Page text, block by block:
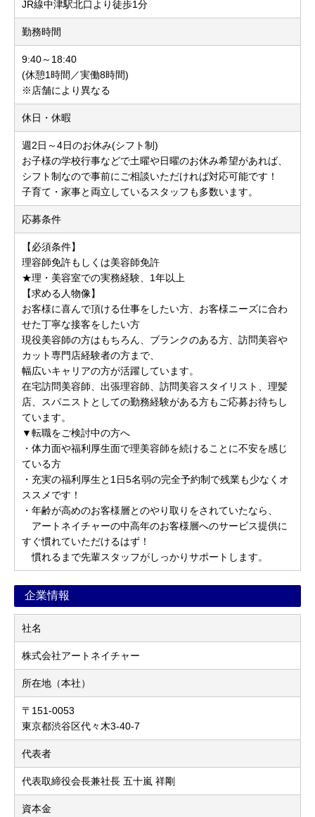
JR線中津駅北口より徒歩1分
勤務時間
9:40～18:40
(休憩1時間／実働8時間)
※店舗により異なる
休日・休暇
週2日～4日のお休み(シフト制)
お子様の学校行事などで土曜や日曜のお休み希望があれば、
シフト制なので事前にご相談いただければ対応可能です！
子育て・家事と両立しているスタッフも多数います。
応募条件
【必須条件】
理容師免許もしくは美容師免許
★理・美容室での実務経験、1年以上
【求める人物像】
お客様に喜んで頂ける仕事をしたい方、お客様ニーズに合わ
せた丁寧な接客をしたい方
現役美容師の方はもちろん、ブランクのある方、訪問美容や
カット専門店経験者の方まで、
幅広いキャリアの方が活躍しています。
在宅訪問美容師、出張理容師、訪問美容スタイリスト、理髪
店、スパニストとしての勤務経験がある方もご応募お待ちし
ています。
▼転職をご検討中の方へ
・体力面や福利厚生面で理美容師を続けることに不安を感じ
ている方
・充実の福利厚生と1日5名弱の完全予約制で残業も少なくオ
ススメです！
・年齢が高めのお客様層とのやり取りをされていたなら、
アートネイチャーの中高年のお客様層へのサービス提供に
すぐ慣れていただけるはず！
慣れるまで先輩スタッフがしっかりサポートします。
企業情報
社名
株式会社アートネイチャー
所在地（本社）
〒151-0053
東京都渋谷区代々木3-40-7
代表者
代表取締役会長兼社長 五十嵐 祥剛
資本金